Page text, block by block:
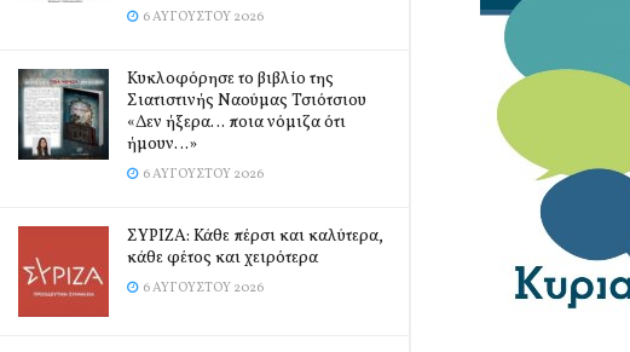
6 ΑΥΓΟΎΣΤΟΥ 2026
Κυκλοφόρησε το βιβλίο της
Σιατιστινής Ναούμας Τσιότσιου
«Δεν ήξερα… ποια νόμιζα ότι
ήμουν…»
6 ΑΥΓΟΎΣΤΟΥ 2026
ΣΥΡΙΖΑ: Κάθε πέρσι και καλύτερα,
κάθε φέτος και χειρότερα
6 ΑΥΓΟΎΣΤΟΥ 2026